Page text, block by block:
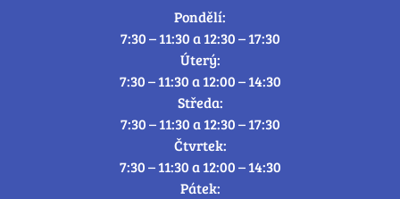
Pondělí:
7:30 – 11:30 a 12:30 – 17:30
Úterý:
7:30 – 11:30 a 12:00 – 14:30
Středa:
7:30 – 11:30 a 12:30 – 17:30
Čtvrtek:
7:30 – 11:30 a 12:00 – 14:30
Pátek: